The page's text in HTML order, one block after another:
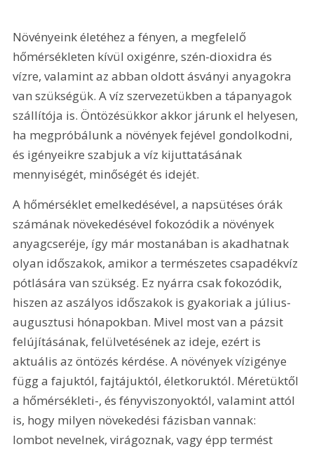
Növényeink életéhez a fényen, a megfelelő
hőmérsékleten kívül oxigénre, szén-dioxidra és
vízre, valamint az abban oldott ásványi anyagokra
van szükségük. A víz szervezetükben a tápanyagok
szállítója is. Öntözésükkor akkor járunk el helyesen,
ha megpróbálunk a növények fejével gondolkodni,
és igényeikre szabjuk a víz kijuttatásának
mennyiségét, minőségét és idejét.
A hőmérséklet emelkedésével, a napsütéses órák
számának növekedésével fokozódik a növények
anyagcseréje, így már mostanában is akadhatnak
olyan időszakok, amikor a természetes csapadékvíz
pótlására van szükség. Ez nyárra csak fokozódik,
hiszen az aszályos időszakok is gyakoriak a július-
augusztusi hónapokban. Mivel most van a pázsit
felújításának, felülvetésének az ideje, ezért is
aktuális az öntözés kérdése. A növények vízigénye
függ a fajuktól, fajtájuktól, életkoruktól. Méretüktől
a hőmérsékleti-, és fényviszonyoktól, valamint attól
is, hogy milyen növekedési fázisban vannak:
lombot nevelnek, virágoznak, vagy épp termést